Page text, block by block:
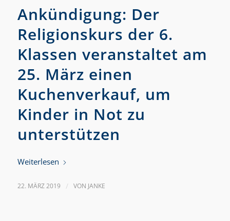
Ankündigung: Der
Religionskurs der 6.
Klassen veranstaltet am
25. März einen
Kuchenverkauf, um
Kinder in Not zu
unterstützen
Weiterlesen
22. MÄRZ 2019 / VON JANKE